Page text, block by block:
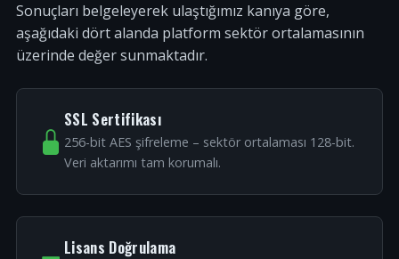
Sonuçları belgeleyerek ulaştığımız kanıya göre,
aşağıdaki dört alanda platform sektör ortalamasının
üzerinde değer sunmaktadır.
SSL Sertifikası
256-bit AES şifreleme – sektör ortalaması 128-bit.
Veri aktarımı tam korumalı.
Lisans Doğrulama